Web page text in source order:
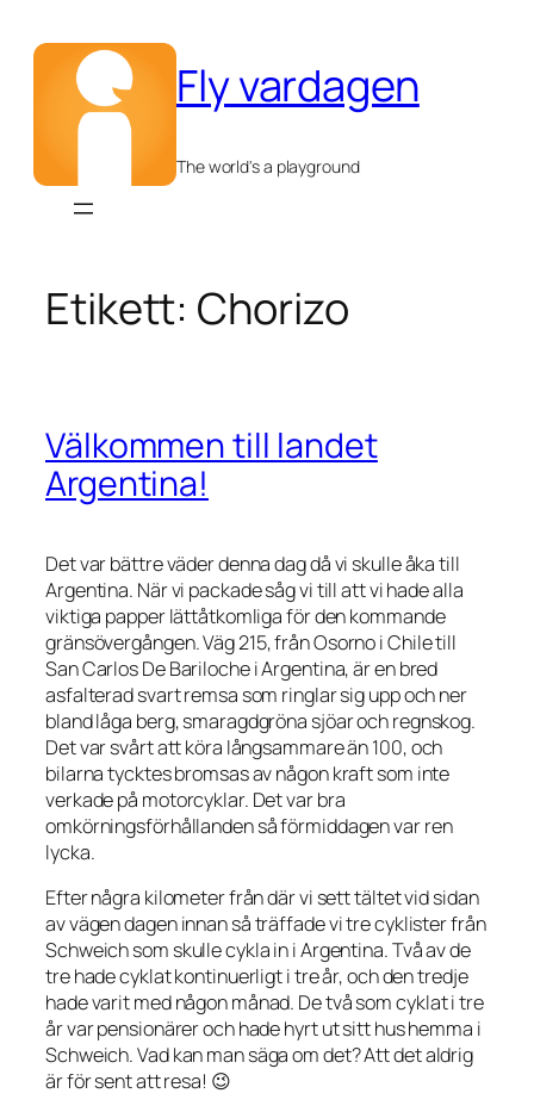
innehåll
Fly vardagen
The world's a playground
Etikett: Chorizo
Välkommen till landet
Argentina!
Det var bättre väder denna dag då vi skulle åka till
Argentina. När vi packade såg vi till att vi hade alla
viktiga papper lättåtkomliga för den kommande
gränsövergången. Väg 215, från Osorno i Chile till
San Carlos De Bariloche i Argentina, är en bred
asfalterad svart remsa som ringlar sig upp och ner
bland låga berg, smaragdgröna sjöar och regnskog.
Det var svårt att köra långsammare än 100, och
bilarna tycktes bromsas av någon kraft som inte
verkade på motorcyklar. Det var bra
omkörningsförhållanden så förmiddagen var ren
lycka.
Efter några kilometer från där vi sett tältet vid sidan
av vägen dagen innan så träffade vi tre cyklister från
Schweich som skulle cykla in i Argentina. Två av de
tre hade cyklat kontinuerligt i tre år, och den tredje
hade varit med någon månad. De två som cyklat i tre
år var pensionärer och hade hyrt ut sitt hus hemma i
Schweich. Vad kan man säga om det? Att det aldrig
är för sent att resa! 😉